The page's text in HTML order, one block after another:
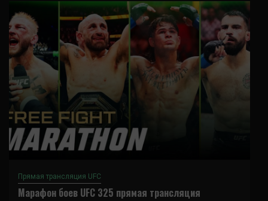
Прямая трансляция UFC
Марафон боев UFC 325 прямая трансляция